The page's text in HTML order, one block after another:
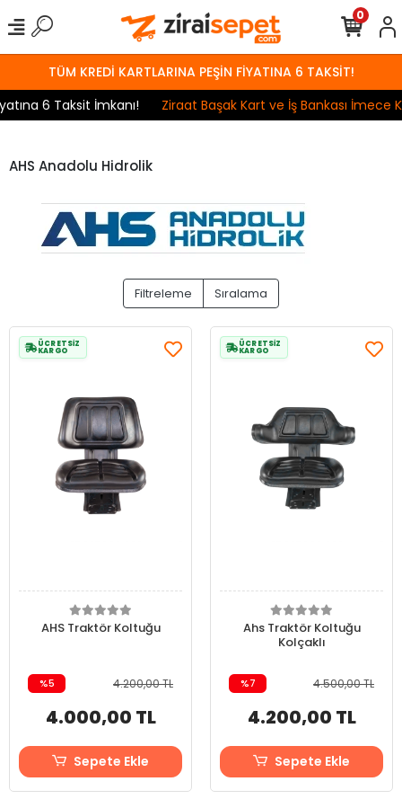
TÜM KREDİ KARTLARINA PEŞİN FİYATINA 6 TAKSİT!
6 Taksit İmkanı!
Ziraat Başak Kart ve İş Bankası İmece
0
AHS Anadolu Hidrolik
Filtreleme Sıralama
ÜCRETSİZ
KARGO
AHS Traktör Koltuğu
%5 4.200,00 TL
4.000,00 TL
Sepete Ekle
ÜCRETSİZ
KARGO
Ahs Traktör Koltuğu
Kolçaklı
%7 4.500,00 TL
4.200,00 TL
Sepete Ekle